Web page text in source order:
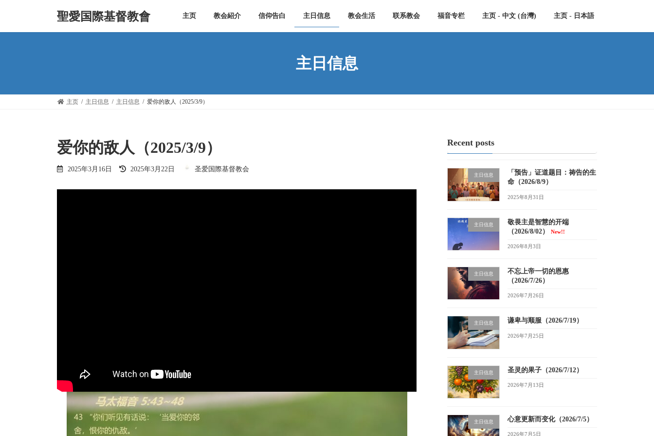
聖愛国際基督教會 主页 教会紹介 信仰告白 主日信息 教会生活 联系教会 福音专栏 主页 - 中文 (台灣) 主页 - 日本語
主日信息
主页 主日信息 主日信息 爱你的敌人（2025/3/9）
爱你的敌人（2025/3/9）
2025年3月16日
Last
updated
2025年3月22日 圣爱国際基督教会
Recent posts
主日信息
「预告」证道题目：祷告的生
命（2026/8/9）
2025年8月31日
主日信息
敬畏主是智慧的开端
（2026/8/02）
New!!
2026年8月3日
主日信息
不忘上帝一切的恩惠
（2026/7/26）
2026年7月26日
主日信息 谦卑与顺服（2026/7/19）
2026年7月25日
主日信息 圣灵的果子（2026/7/12）
2026年7月13日
主日信息 心意更新而变化（2026/7/5）
2026年7月5日